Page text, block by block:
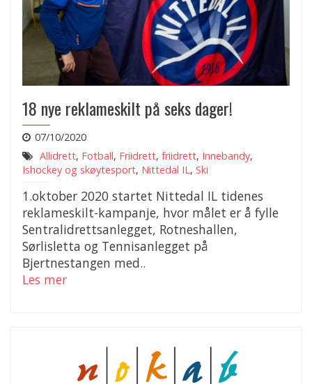
18 nye reklameskilt på seks dager!
07/10/2020
Allidrett, Fotball, Friidrett, friidrett, Innebandy,
Ishockey og skøytesport, Nittedal IL , Ski
1.oktober 2020 startet Nittedal IL tidenes
reklameskilt-kampanje, hvor målet er å fylle
Sentralidrettsanlegget, Rotneshallen,
Sørlisletta og Tennisanlegget på
Bjertnestangen med..
Les mer